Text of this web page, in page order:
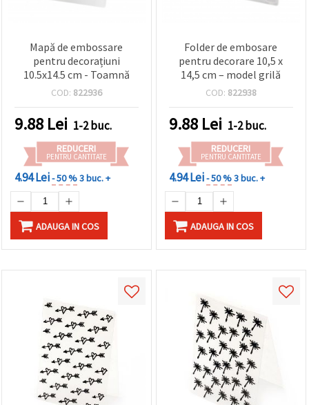
Mapă de embossare
pentru decorațiuni
10.5x14.5 cm - Toamnă
COD: 822936
9.88 Lei 1-2 buc.
REDUCERI
PENTRU CANTITATE
4.94 Lei- 50 %3 buc. +
ADAUGA IN COS
Folder de embosare
pentru decorare 10,5 x
14,5 cm – model grilă
COD: 822938
9.88 Lei 1-2 buc.
REDUCERI
PENTRU CANTITATE
4.94 Lei- 50 %3 buc. +
ADAUGA IN COS